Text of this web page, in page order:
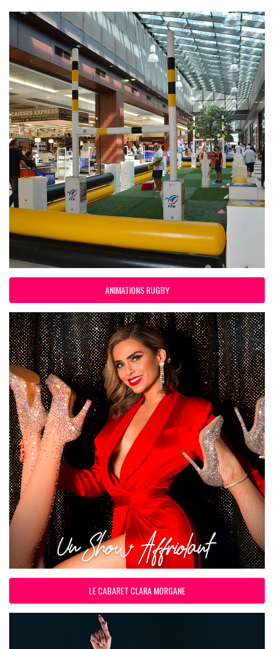
ANIMATIONS RUGBY
LE CABARET CLARA MORGANE